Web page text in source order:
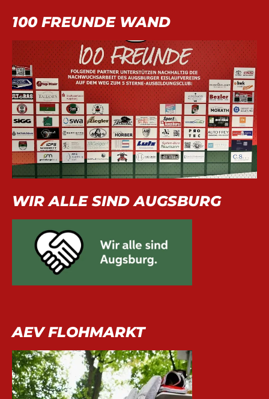
100 FREUNDE WAND
WIR ALLE SIND AUGSBURG
AEV FLOHMARKT